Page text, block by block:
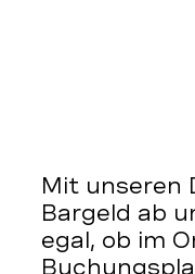
Mit unseren
Bargeld ab
egal, ob im